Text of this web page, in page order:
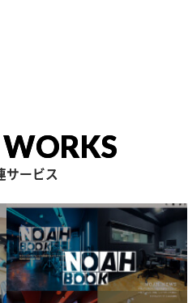
サービス